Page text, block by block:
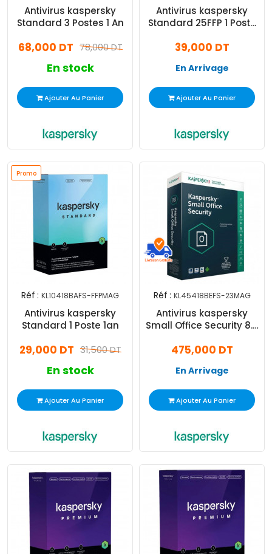
Antivirus kaspersky
Standard 3 Postes 1 An
78,000 DT
68,000 DT
En stock
Ajouter Au Panier
Antivirus kaspersky
Standard 25FFP 1 Poste
39,000 DT
En Arrivage
Ajouter Au Panier
Promo
Réf : KL10418BAFS-FFPMAG
Antivirus kaspersky
Standard 1 Poste 1an
31,500 DT
29,000 DT
En stock
Ajouter Au Panier
Réf : KL45418BEFS-23MAG
Antivirus kaspersky
Small Office Security 8.0
475,000 DT
En Arrivage
Ajouter Au Panier